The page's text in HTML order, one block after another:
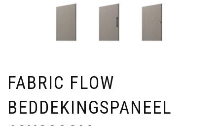
FABRIC FLOW
BEDDEKINGSPANEEL